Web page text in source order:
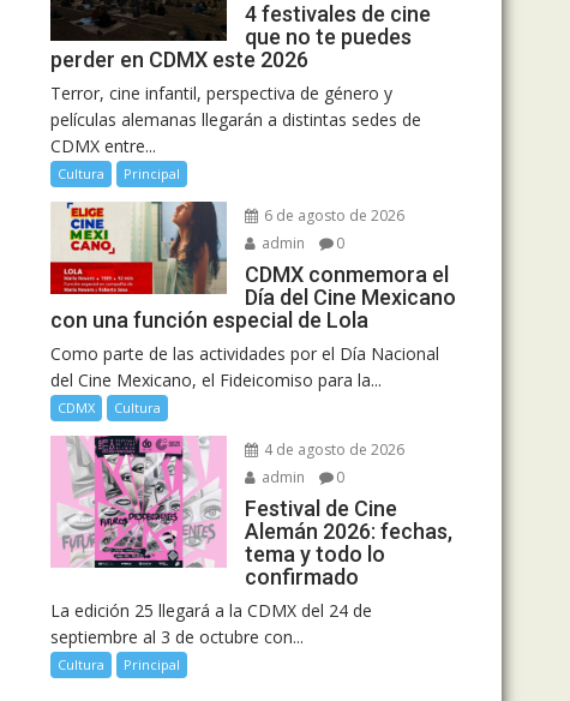
4 festivales de cine
que no te puedes
perder en CDMX este 2026
Terror, cine infantil, perspectiva de género y
películas alemanas llegarán a distintas sedes de
CDMX entre...
Cultura Principal
6 de agosto de 2026
admin
0
CDMX conmemora el
Día del Cine Mexicano
con una función especial de Lola
Como parte de las actividades por el Día Nacional
del Cine Mexicano, el Fideicomiso para la...
CDMX Cultura
4 de agosto de 2026
admin
0
Festival de Cine
Alemán 2026: fechas,
tema y todo lo
confirmado
La edición 25 llegará a la CDMX del 24 de
septiembre al 3 de octubre con...
Cultura Principal